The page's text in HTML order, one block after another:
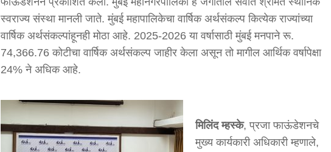
स्वराज्य संस्था मानली जाते. मुंबई महापालिकेचा वार्षिक अर्थसंकल्प कित्येक राज्यांच्या
वार्षिक अर्थसंकल्पांहूनही मोठा आहे. 2025-2026 या वर्षासाठी मुंबई मनपाने रू.
74,366.76 कोटीचा वार्षिक अर्थसंकल्प जाहीर केला असून तो मागील आर्थिक वर्षापेक्षा
24% ने अधिक आहे.
मिलिंद म्हस्के, प्रजा फाऊंडेशनचे
मुख्य कार्यकारी अधिकारी म्हणाले,